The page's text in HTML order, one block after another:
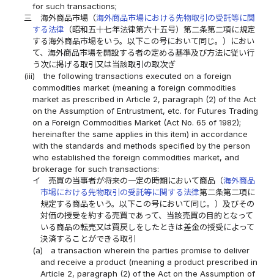
for such transactions;
三
海外商品市場（海外商品市場における先物取引の受託等に関
する法律 （昭和五十七年法律第六十五号）第二条第二項に規定
する海外商品市場をいう。以下この号において同じ。）におい
て、海外商品市場を開設する者の定める基準及び方法に従い行
う次に掲げる取引又は当該取引の取次ぎ
(iii)
the following transactions executed on a foreign
commodities market (meaning a foreign commodities
market as prescribed in Article 2, paragraph (2) of the Act
on the Assumption of Entrustment, etc. for Futures Trading
on a Foreign Commodities Market (Act No. 65 of 1982);
hereinafter the same applies in this item) in accordance
with the standards and methods specified by the person
who established the foreign commodities market, and
brokerage for such transactions:
イ
売買の当事者が将来の一定の時期において商品（海外商品
市場における先物取引の受託等に関する法律第二条第二項に
規定する商品をいう。以下この号において同じ。）及びその
対価の授受を約する売買であって、当該売買の目的となって
いる商品の転売又は買戻しをしたときは差金の授受によって
決済することができる取引
(a)
a transaction wherein the parties promise to deliver
and receive a product (meaning a product prescribed in
Article 2, paragraph (2) of the Act on the Assumption of